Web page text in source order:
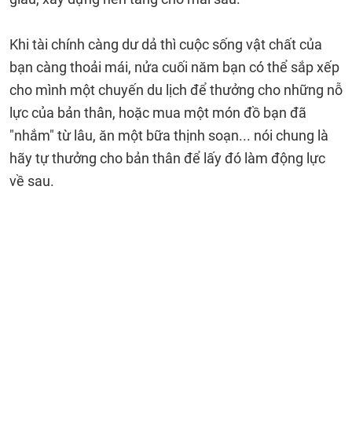
Khi tài chính càng dư dả thì cuộc sống vật chất của
bạn càng thoải mái, nửa cuối năm bạn có thể sắp xếp
cho mình một chuyến du lịch để thưởng cho những nỗ
lực của bản thân, hoặc mua một món đồ bạn đã
"nhắm" từ lâu, ăn một bữa thịnh soạn... nói chung là
hãy tự thưởng cho bản thân để lấy đó làm động lực
về sau.